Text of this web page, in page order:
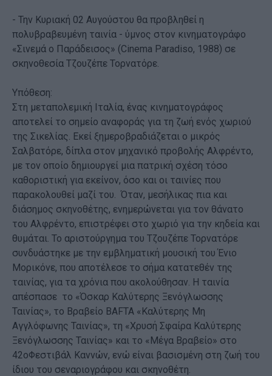
- Την Κυριακή 02 Αυγούστου θα προβληθεί η
πολυβραβευμένη ταινία - ύμνος στον κινηματογράφο
«Σινεμά ο Παράδεισος» (Cinema Paradiso, 1988) σε
σκηνοθεσία Τζουζέπε Τορνατόρε.
Υπόθεση:
Στη μεταπολεμική Ιταλία, ένας κινηματογράφος
αποτελεί το σημείο αναφοράς για τη ζωή ενός χωριού
της Σικελίας. Εκεί ξημεροβραδιάζεται ο μικρός
Σαλβατόρε, δίπλα στον μηχανικό προβολής Αλφρέντο,
με τον οποίο δημιουργεί μια πατρική σχέση τόσο
καθοριστική για εκείνον, όσο και οι ταινίες που
παρακολουθεί μαζί του. Όταν, μεσήλικας πια και
διάσημος σκηνοθέτης, ενημερώνεται για τον θάνατο
του Αλφρέντο, επιστρέφει στο χωριό για την κηδεία και
θυμάται. Το αριστούργημα του Τζουζέπε Τορνατόρε
συνδυάστηκε με την εμβληματική μουσική του Ένιο
Μορικόνε, που αποτέλεσε το σήμα κατατεθέν της
ταινίας, για τα χρόνια που ακολούθησαν. Η ταινία
απέσπασε το «Όσκαρ Καλύτερης Ξενόγλωσσης
Ταινίας», το Βραβείο BAFTA «Καλύτερης Μη
Αγγλόφωνης Ταινίας», τη «Χρυσή Σφαίρα Καλύτερης
Ξενόγλωσσης Ταινίας» και το «Μέγα Βραβείο» στο
42οΦεστιβάλ Καννών, ενώ είναι βασισμένη στη ζωή του
ίδιου του σεναριογράφου και σκηνοθέτη.